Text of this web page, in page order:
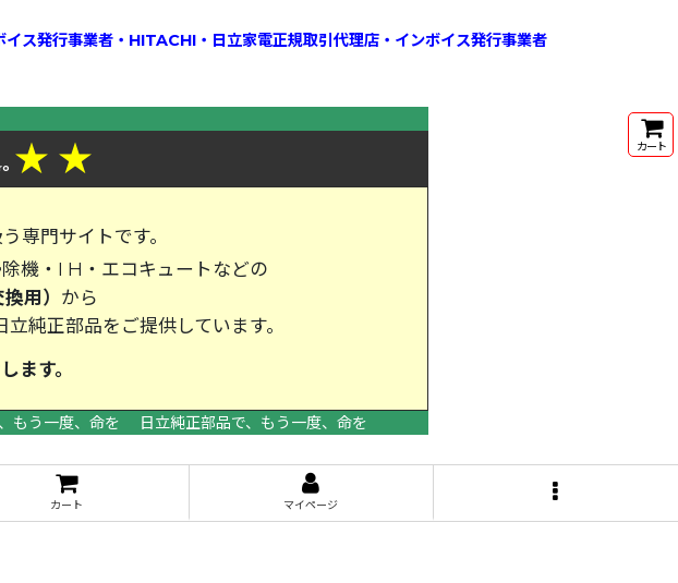
ス発行事業者・HITACHI・日立家電正規取引代理店・インボイス発行事業者
★ ★
専門サイトです。
機・I H・エコキュートなどの
用） から
立純正部品をご提供しています。
部品をお届けします。
う一度、命を 日立純正部品で、もう一度、命を
カート
カート マイページ